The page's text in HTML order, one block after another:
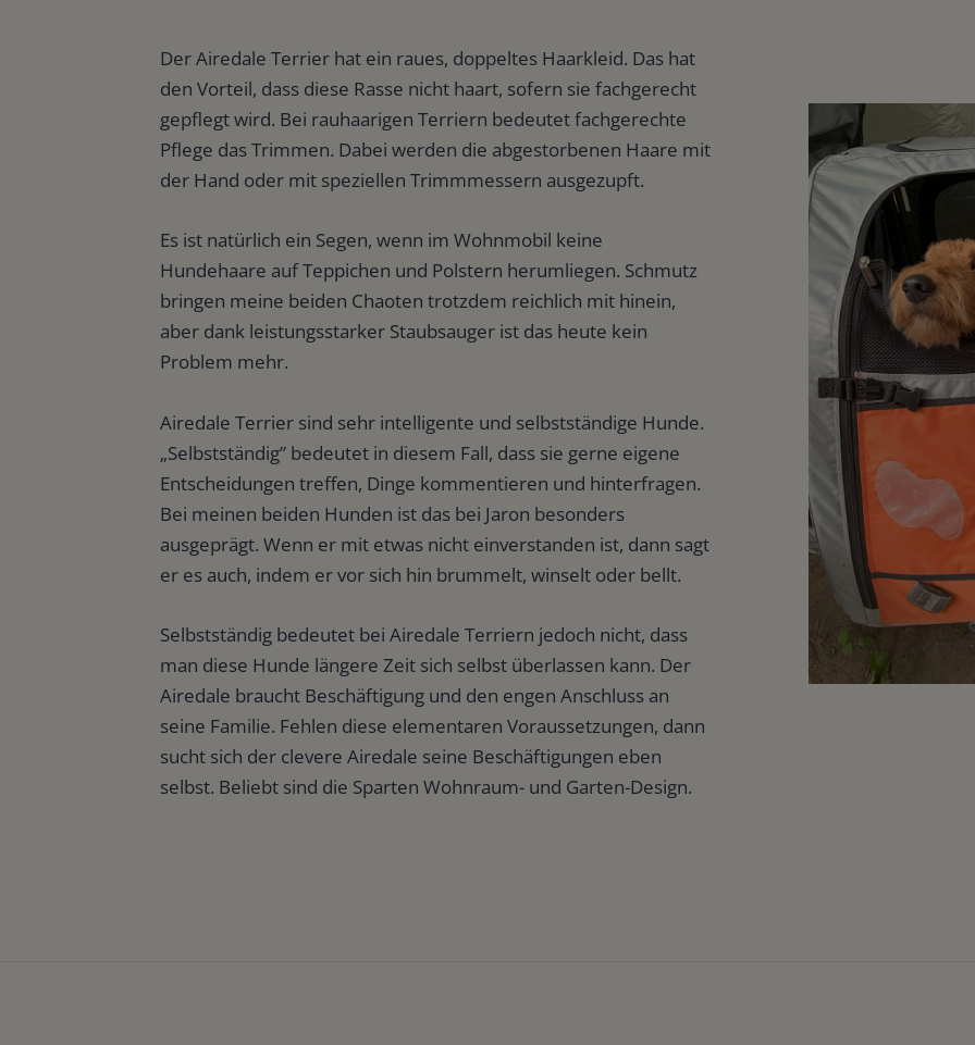
Der Airedale Terrier hat ein raues, doppeltes Haarkleid. Das hat
den Vorteil, dass diese Rasse nicht haart, sofern sie fachgerecht
gepflegt wird. Bei rauhaarigen Terriern bedeutet fachgerechte
Pflege das Trimmen. Dabei werden die abgestorbenen Haare mit
der Hand oder mit speziellen Trimmmessern ausgezupft.
Es ist natürlich ein Segen, wenn im Wohnmobil keine
Hundehaare auf Teppichen und Polstern herumliegen. Schmutz
bringen meine beiden Chaoten trotzdem reichlich mit hinein,
aber dank leistungsstarker Staubsauger ist das heute kein
Problem mehr.
Airedale Terrier sind sehr intelligente und selbstständige Hunde.
„Selbstständig” bedeutet in diesem Fall, dass sie gerne eigene
Entscheidungen treffen, Dinge kommentieren und hinterfragen.
Bei meinen beiden Hunden ist das bei Jaron besonders
ausgeprägt. Wenn er mit etwas nicht einverstanden ist, dann sagt
er es auch, indem er vor sich hin brummelt, winselt oder bellt.
Selbstständig bedeutet bei Airedale Terriern jedoch nicht, dass
man diese Hunde längere Zeit sich selbst überlassen kann. Der
Airedale braucht Beschäftigung und den engen Anschluss an
seine Familie. Fehlen diese elementaren Voraussetzungen, dann
sucht sich der clevere Airedale seine Beschäftigungen eben
selbst. Beliebt sind die Sparten Wohnraum- und Garten-Design.